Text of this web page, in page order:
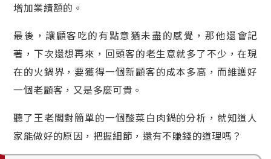
增加業績額的。
最後，讓顧客吃的有點意猶未盡的感覺，那他還會記
著，下次還想再來，回頭客的老生意就多了不少，在現
在的火鍋界，要獲得一個新顧客的成本多高，而維護好
一個老顧客，又是多麼可貴。
聽了王老闆對簡單的一個酸菜白肉鍋的分析，就知道人
家能做好的原因，把握細節，還有不賺錢的道理嗎？